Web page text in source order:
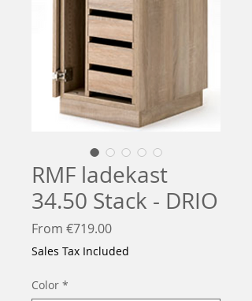
RMF ladekast
34.50 Stack - DRIO
From €719.00Sale
Price
Sales Tax Included
Color *